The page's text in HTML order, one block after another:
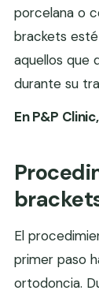
porcelana o
brackets
aquellos que
durante su
En P&P
El
primer paso
ortodoncia.